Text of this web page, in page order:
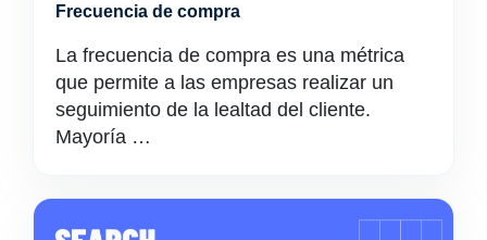
Frecuencia de compra
La frecuencia de compra es una métrica
que permite a las empresas realizar un
seguimiento de la lealtad del cliente.
Mayoría …